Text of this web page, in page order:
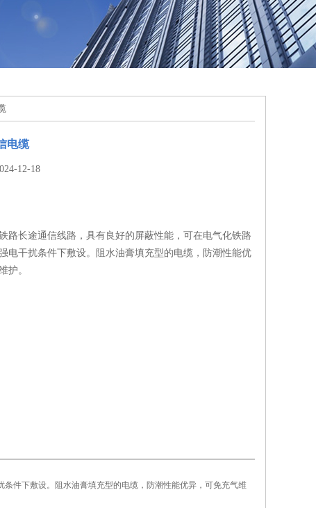
电缆
12-18
路长途通信线路，具有良好的屏蔽性能，可在电气化铁路
电干扰条件下敷设。阻水油膏填充型的电缆，防潮性能优
护。
件下敷设。
阻水油膏填充型的电缆，防潮性能优异，可免充气维